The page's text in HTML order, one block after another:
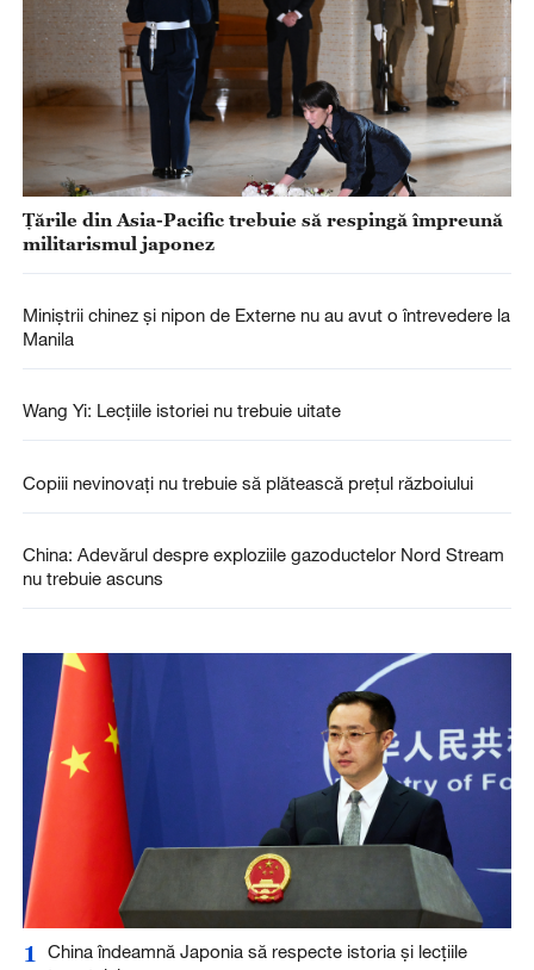
Ţările din Asia-Pacific trebuie să respingă împreună
militarismul japonez
Miniştrii chinez şi nipon de Externe nu au avut o întrevedere la
Manila
Wang Yi: Lecțiile istoriei nu trebuie uitate
Copiii nevinovați nu trebuie să plătească prețul războiului
China: Adevărul despre exploziile gazoductelor Nord Stream
nu trebuie ascuns
1
China îndeamnă Japonia să respecte istoria și lecțiile